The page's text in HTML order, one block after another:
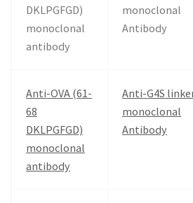
Anti-OVA (61-
68
DKLPGFGD)
monoclonal
antibody
Anti-G4S
monoclonal
Antibody